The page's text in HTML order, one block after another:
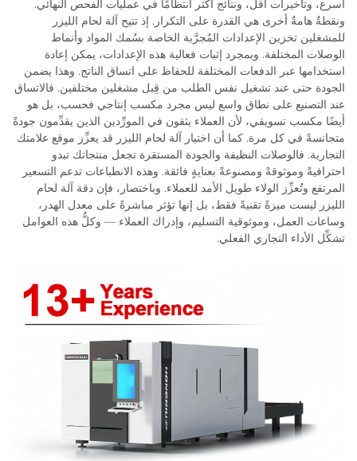
أسرع، وتأخيرات أقل، ونتائج أكثر انتظامًا في عمليات الفحص النهائي.
ونقطةٌ هامةٌ أخرى هي القدرة على التكرار. إذ تتيح آلة لحام الليزر
للمشغلين تخزين الإعدادات المُجرَّبة الخاصة بسُمك المواد وأنماط
الوصلات المختلفة. وبمجرد إثبات فعالية هذه الإعدادات، يمكن إعادة
استخدامها عبر الدفعات المختلفة للحفاظ على اتساق الناتج. وهذا يضمن
الجودة حتى عند تشغيل نفس الطلب من قِبل مشغلين مختلفين. فالاتساق
عند التصنيع على نطاق واسع ليس مجرد مكسب إنتاجي فحسب، بل هو
أيضًا مكسب تسويقي، لأن العملاء يثقون في المورِّدين الذين يقدِّمون جودةً
متجانسةً في كل مرة. كما أن اختيار آلة لحام الليزر قد يعزِّز موقع علامتك
التجارية. فالوصلات النظيفة والجودة المستقرة تجعل منتجاتك تبدو
احترافيةً وموثوقةً ومصنوعةً بعنايةٍ فائقة. وهذه الانطباعات تدعم التسعير
المرتفع وتُعزِّز الولاء طويل الأمد للعملاء. وباختصار، فإن دقة آلة لحام
الليزر ليست ميزةً تقنيةً فقط، بل إنها تؤثر مباشرةً على معدل الهدر،
وساعات العمل، وموثوقية التسليم، وإدراك العملاء — وكلُّ هذه العوامل
تشكِّل الأداء التجاري الفعلي.